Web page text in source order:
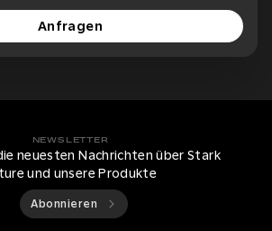
Anfragen
NEWSLETTER
neuesten Nachrichten über Stark
und unsere Produkte
Abonnieren